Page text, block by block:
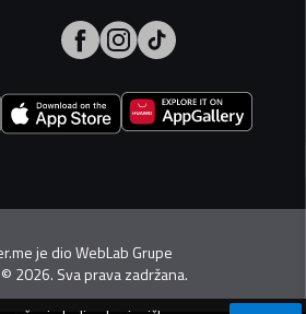
je dioWebLab Grupe
© 2026. Sva prava zadržana.